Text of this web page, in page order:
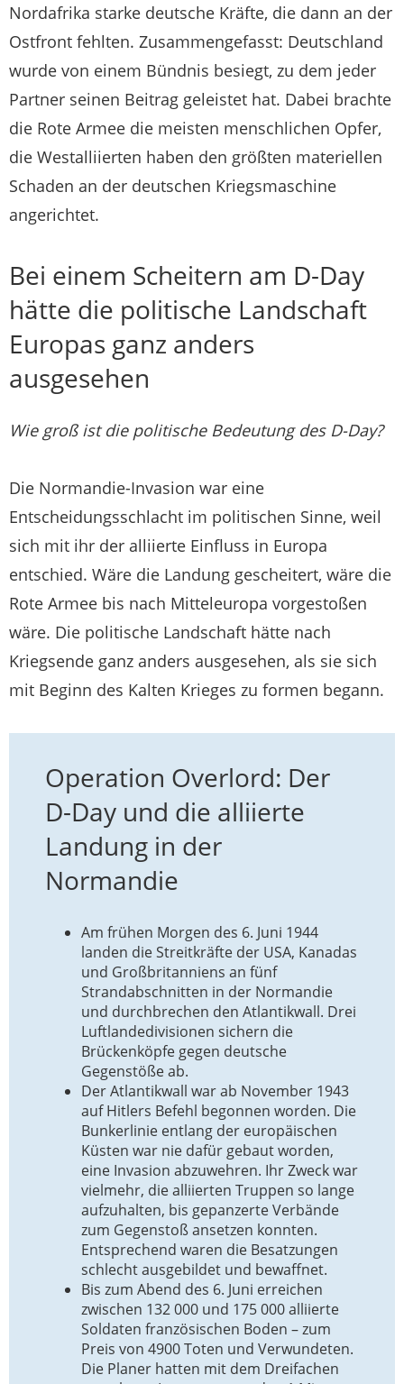
Nordafrika starke deutsche Kräfte, die dann an der
Ostfront fehlten. Zusammengefasst: Deutschland
wurde von einem Bündnis besiegt, zu dem jeder
Partner seinen Beitrag geleistet hat. Dabei brachte
die Rote Armee die meisten menschlichen Opfer,
die Westalliierten haben den größten materiellen
Schaden an der deutschen Kriegsmaschine
angerichtet.
Bei einem Scheitern am D-Day
hätte die politische Landschaft
Europas ganz anders
ausgesehen
Wie groß ist die politische Bedeutung des D-Day?
Die Normandie-Invasion war eine
Entscheidungsschlacht im politischen Sinne, weil
sich mit ihr der alliierte Einfluss in Europa
entschied. Wäre die Landung gescheitert, wäre die
Rote Armee bis nach Mitteleuropa vorgestoßen
wäre. Die politische Landschaft hätte nach
Kriegsende ganz anders ausgesehen, als sie sich
mit Beginn des Kalten Krieges zu formen begann.
Operation Overlord: Der
D-Day und die alliierte
Landung in der
Normandie
Am frühen Morgen des 6. Juni 1944
landen die Streitkräfte der USA, Kanadas
und Großbritanniens an fünf
Strandabschnitten in der Normandie
und durchbrechen den Atlantikwall. Drei
Luftlandedivisionen sichern die
Brückenköpfe gegen deutsche
Gegenstöße ab.
Der Atlantikwall war ab November 1943
auf Hitlers Befehl begonnen worden. Die
Bunkerlinie entlang der europäischen
Küsten war nie dafür gebaut worden,
eine Invasion abzuwehren. Ihr Zweck war
vielmehr, die alliierten Truppen so lange
aufzuhalten, bis gepanzerte Verbände
zum Gegenstoß ansetzen konnten.
Entsprechend waren die Besatzungen
schlecht ausgebildet und bewaffnet.
Bis zum Abend des 6. Juni erreichen
zwischen 132 000 und 175 000 alliierte
Soldaten französischen Boden – zum
Preis von 4900 Toten und Verwundeten.
Die Planer hatten mit dem Dreifachen